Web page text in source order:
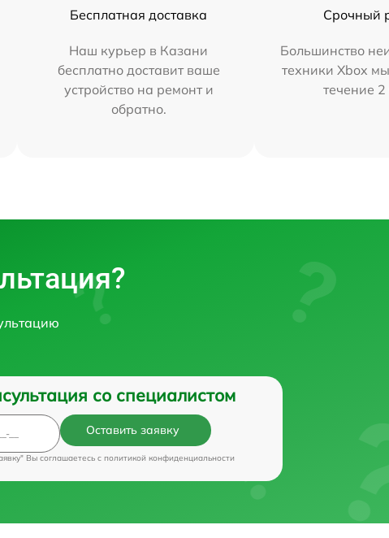
Бесплатная доставка
Наш курьер в Казани
бесплатно доставит ваше
устройство на ремонт и
обратно.
Срочный
Большинство
техники Xbox
течение 2
со специалистом
Оставить заявку
Вы соглашаетесь c политикой конфиденциальности